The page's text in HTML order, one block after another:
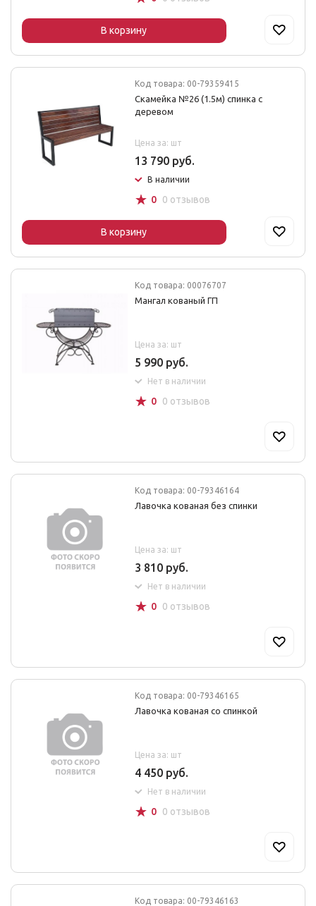
В корзину
Код товара: 00-79359415
Скамейка №26 (1.5м) спинка с
деревом
Цена за: шт
13 790 руб.
В наличии
☆ 0 0 отзывов
В корзину
Код товара: 00076707
Мангал кованый ГП
Цена за: шт
5 990 руб.
Нет в наличии
☆ 0 0 отзывов
Код товара: 00-79346164
Лавочка кованая без спинки
Цена за: шт
3 810 руб.
Нет в наличии
☆ 0 0 отзывов
Код товара: 00-79346165
Лавочка кованая со спинкой
Цена за: шт
4 450 руб.
Нет в наличии
☆ 0 0 отзывов
Код товара: 00-79346163